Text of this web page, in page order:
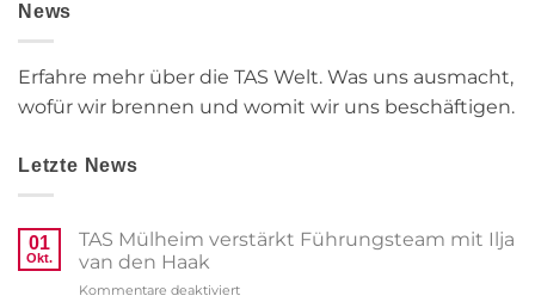
News
Erfahre mehr über die TAS Welt. Was uns ausmacht,
wofür wir brennen und womit wir uns beschäftigen.
Letzte News
01
Okt.
TAS Mülheim verstärkt Führungsteam mit Ilja
van den Haak
Kommentare deaktiviertfür